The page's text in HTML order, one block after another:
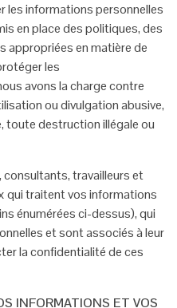
les informations personnelles
en place des politiques, des
appropriées en matière de
les
avons la charge contre
ou divulgation abusive,
toute destructionillégale ou
travailleurs et
qui traitent vos informations
énumérées ci-dessus), qui
et sont associésà leur
la confidentialité de ces
INFORMATIONS ET VOS